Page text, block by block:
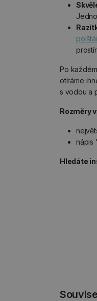
Po
otíráme
s vodou a
Rozměry
nápis
Hledáte